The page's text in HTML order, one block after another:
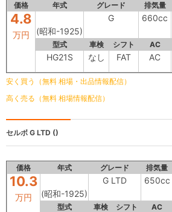
価格 年式 グレード 排気量
4.8
万円 (昭和-1925)
G 660cc
型式 車検 シフト AC
HG21S なし FAT AC
安く買う（無料 相場・出品情報配信）
高く売る（無料 相場情報配信）
セルボ G LTD ()
価格 年式 グレード 排気量
10.3
万円 (昭和-1925)
G LTD 650cc
型式 車検 シフト AC